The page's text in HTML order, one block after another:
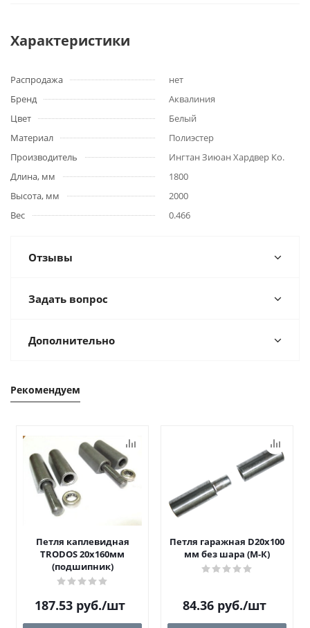
Характеристики
Распродажа
нет
Бренд
Аквалиния
Цвет
Белый
Материал
Полиэстер
Производитель
Ингтан Зиюан Хардвер Ко.
Длина, мм
1800
Высота, мм
2000
Вес
0.466
Отзывы
Задать вопрос
Дополнительно
Рекомендуем
Петля каплевидная
TRODOS 20х160мм
(подшипник)
187.53 руб./шт
Петля гаражная D20х100
мм без шара (М-К)
84.36 руб./шт